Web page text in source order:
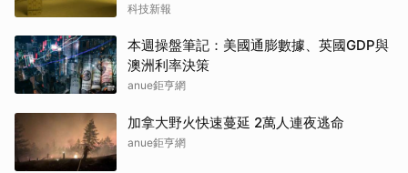
科技新報
本週操盤筆記：美國通膨數據、英國GDP與
澳洲利率決策
anue鉅亨網
加拿大野火快速蔓延 2萬人連夜逃命
anue鉅亨網